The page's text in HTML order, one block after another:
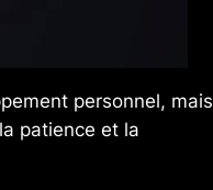
personnel, mais
patience et la